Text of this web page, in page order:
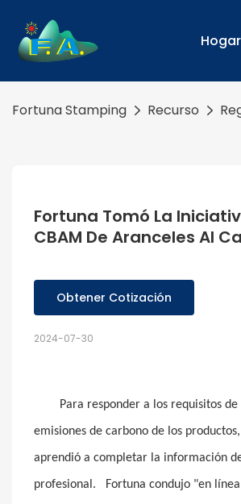
Hogar
Fortuna Stamping Recurso
Fortuna Tomó La
CBAM De Aranceles Al
Obtener Cotización
2024-07-30
Para responder a los requisitos
emisiones de carbono de los productos,
aprendió a completar la información
profesional. Fortuna condujo "en